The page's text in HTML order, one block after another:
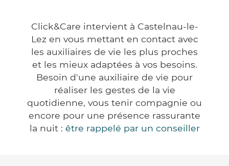
Click&Care intervient à Castelnau-le-
Lez en vous mettant en contact avec
les auxiliaires de vie les plus proches
et les mieux adaptées à vos besoins.
Besoin d'une auxiliaire de vie pour
réaliser les gestes de la vie
quotidienne, vous tenir compagnie ou
encore pour une présence rassurante
la nuit : être rappelé par un conseiller